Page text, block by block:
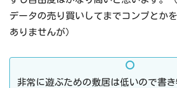
データの売り買いしてまでコンプとか
ありませんが）
非常に遊ぶための敷居は低いので書